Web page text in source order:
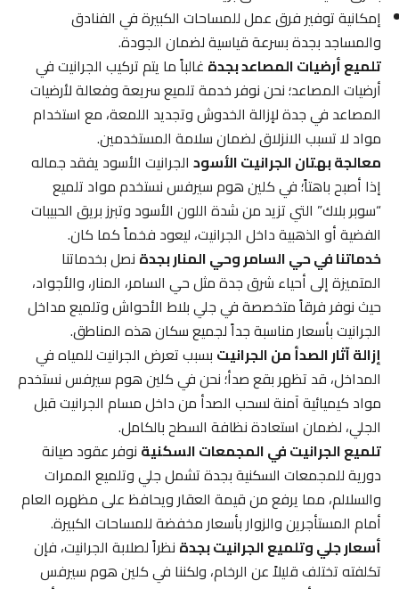
إمكانية توفير فرق عمل للمساحات الكبيرة في الفنادق
والمساجد بجدة بسرعة قياسية لضمان الجودة.
تلميع أرضيات المصاعد بجدةغالباً ما يتم تركيب الجرانيت في
أرضيات المصاعد؛ نحن نوفر خدمة تلميع سريعة وفعالة لأرضيات
المصاعد في جدة لإزالة الخدوش وتجديد اللمعة، مع استخدام
مواد لا تسبب الانزلاق لضمان سلامة المستخدمين.
معالجة بهتان الجرانيت الأسودالجرانيت الأسود يفقد جماله
إذا أصبح باهتاً؛ في كلين هوم سيرفس نستخدم مواد تلميع
“سوبر بلاك” التي تزيد من شدة اللون الأسود وتبرز بريق الحبيبات
الفضية أو الذهبية داخل الجرانيت، ليعود فخماً كما كان.
خدماتنا في حي السامر وحي المنار بجدةنصل بخدماتنا
المتميزة إلى أحياء شرق جدة مثل حي السامر، المنار، والأجواد،
حيث نوفر فرقاً متخصصة في جلي بلاط الأحواش وتلميع مداخل
الجرانيت بأسعار مناسبة جداً لجميع سكان هذه المناطق.
إزالة آثار الصدأ من الجرانيتبسبب تعرض الجرانيت للمياه في
المداخل، قد تظهر بقع صدأ؛ نحن في كلين هوم سيرفس نستخدم
مواد كيميائية آمنة لسحب الصدأ من داخل مسام الجرانيت قبل
الجلي، لضمان استعادة نظافة السطح بالكامل.
تلميع الجرانيت في المجمعات السكنيةنوفر عقود صيانة
دورية للمجمعات السكنية بجدة تشمل جلي وتلميع الممرات
والسلالم، مما يرفع من قيمة العقار ويحافظ على مظهره العام
أمام المستأجرين والزوار بأسعار مخفضة للمساحات الكبيرة.
أسعار جلي وتلميع الجرانيت بجدةنظراً لصلابة الجرانيت، فإن
تكلفته تختلف قليلاً عن الرخام، ولكننا في كلين هوم سيرفس